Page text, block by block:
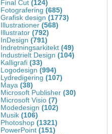
Final Cut (124)
Fotografering (685)
Grafisk design (1773)
Illustrationer (568)
Illustrator (792)
InDesign (791)
Indretningsarkitekt (49)
Industrielt Design (104)
Kalligrafi (33)
Logodesign (994)
Lydredigering (107)
Maya (38)
Microsoft Publisher (30)
Microsoft Visio (7)
Modedesign (102)
Musik (106)
Photoshop (1321)
PowerPoint (151)